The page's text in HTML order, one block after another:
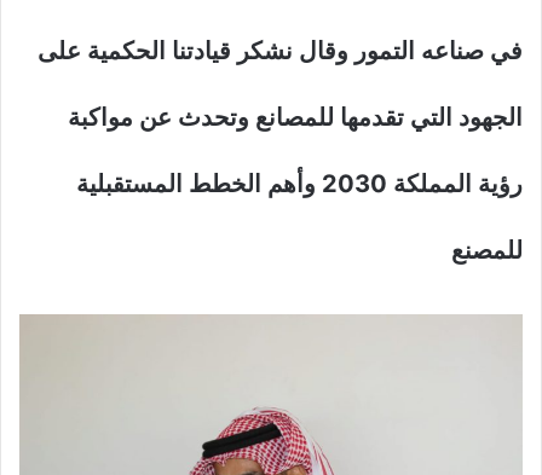
في صناعه التمور وقال نشكر قيادتنا الحكمية على
الجهود التي تقدمها للمصانع وتحدث عن مواكبة
رؤية المملكة 2030 وأهم الخطط المستقبلية
للمصنع